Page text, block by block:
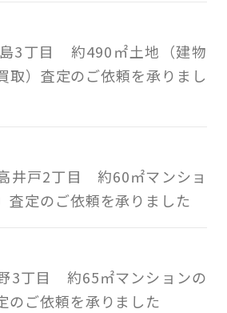
3丁目 約490㎡土地（建物
取）査定のご依頼を承りまし
井戸2丁目 約60㎡マンショ
査定のご依頼を承りました
3丁目 約65㎡マンションの
のご依頼を承りました